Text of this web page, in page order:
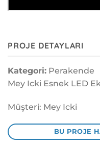
PROJE DETAYLARI
Kategori: Perakende
Mey Icki Esnek LED
Müşteri: Mey Icki
BU PROJE